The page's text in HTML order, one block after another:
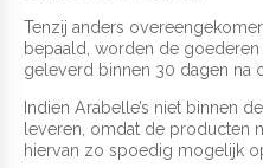
Tenzij anders
bepaald, worden de
geleverd binnen 30 dagen na
Indien Arabelle’s niet binnen
leveren, omdat de producten
hiervan zo spoedig mogelijk